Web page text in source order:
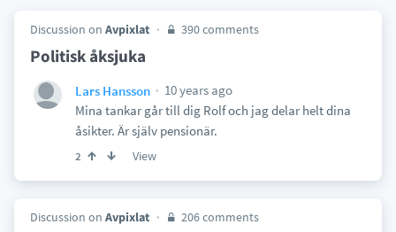
Discussion on Avpixlat 390 comments
Politisk åksjuka
Lars Hansson
10 years ago
Mina tankar går till dig Rolf och jag delar helt dina
åsikter. Är själv pensionär.
2 View
Discussion on Avpixlat 206 comments